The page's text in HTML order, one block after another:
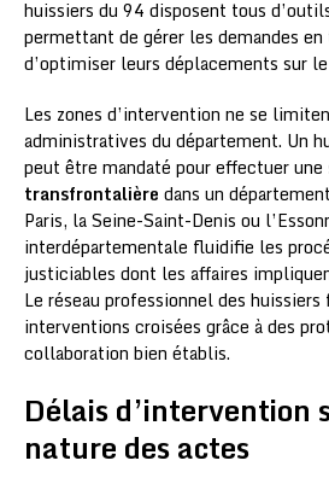
huissiers du 94 disposent tous
permettant de gérer les demandes
d’optimiser leurs déplacements sur
Les zones d’intervention ne se
administratives du département. Un
peut être mandaté pour effectuer une
transfrontalière dans un
Paris, la Seine-Saint-Denis ou
interdépartementale fluidifie les
justiciables dont les affaires
Le réseau professionnel des
interventions croisées grâce à des
collaboration bien établis.
Délais d’intervention
nature des actes